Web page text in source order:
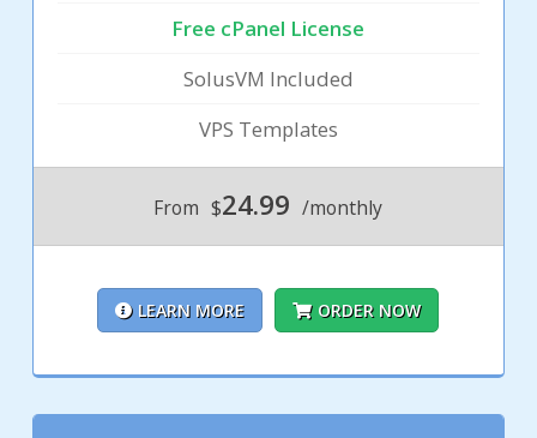
Free cPanel License
SolusVM Included
VPS Templates
From $24.99 /monthly
LEARN MORE ORDER NOW